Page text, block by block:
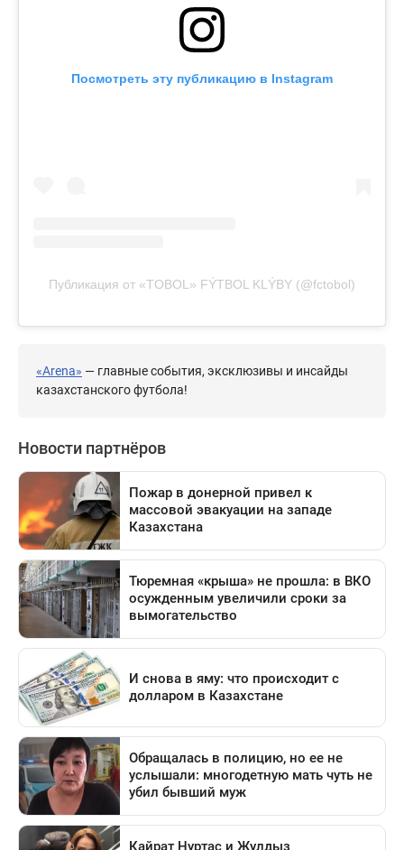
Посмотреть эту публикацию в Instagram
Публикация от «TOBOL» FÝTBOL KLÝBY (@fctobol)
«Arena» — главные события, эксклюзивы и инсайды
казахстанского футбола!